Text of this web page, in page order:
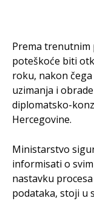
Prema trenutnim
poteškoće biti
roku, nakon
uzimanja i
diplomatsko-
Hercegovine.
Ministarstvo
informisati o
nastavku
podataka, stoji u